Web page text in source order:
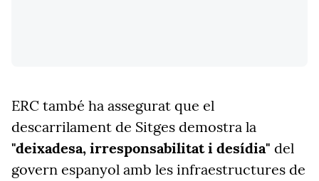
ERC també ha assegurat que el
descarrilament de Sitges demostra la
"deixadesa, irresponsabilitat i desídia" del
govern espanyol amb les infraestructures de